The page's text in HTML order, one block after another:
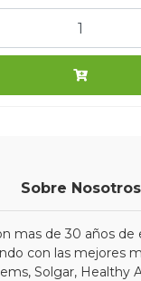
Sobre Nosotros
mas de 30 años de
con las mejores
Solgar, Healthy